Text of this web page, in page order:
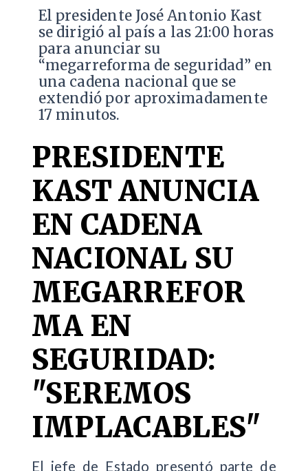
El presidente José Antonio Kast
se dirigió al país a las 21:00 horas
para anunciar su
“megarreforma de seguridad” en
una cadena nacional que se
extendió por aproximadamente
17 minutos.
PRESIDENTE
KAST ANUNCIA
EN CADENA
NACIONAL SU
MEGARREFOR
MA EN
SEGURIDAD:
"SEREMOS
IMPLACABLES"
El jefe de Estado presentó parte de